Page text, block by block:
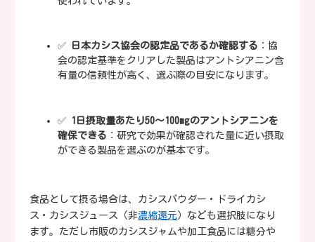
✅ 日本カシス協会の認定品であるか確認する ：協
会の認定基準をクリアした製品はアントシアニン含
有量の信頼性が高く、選ぶ際の目安になります。
✅
1日摂取量あたり50〜100mgのアントシアニンを
確保できる ：研究で効果が確認された量に近い摂取
ができる製品を選ぶのが基本です。
食品として摂る場合は、カシスパウダー・ドライカシ
ス・カシスジュース（非濃縮還元）なども選択肢になり
ます。ただし市販のカシスジャムや加工食品には糖分や